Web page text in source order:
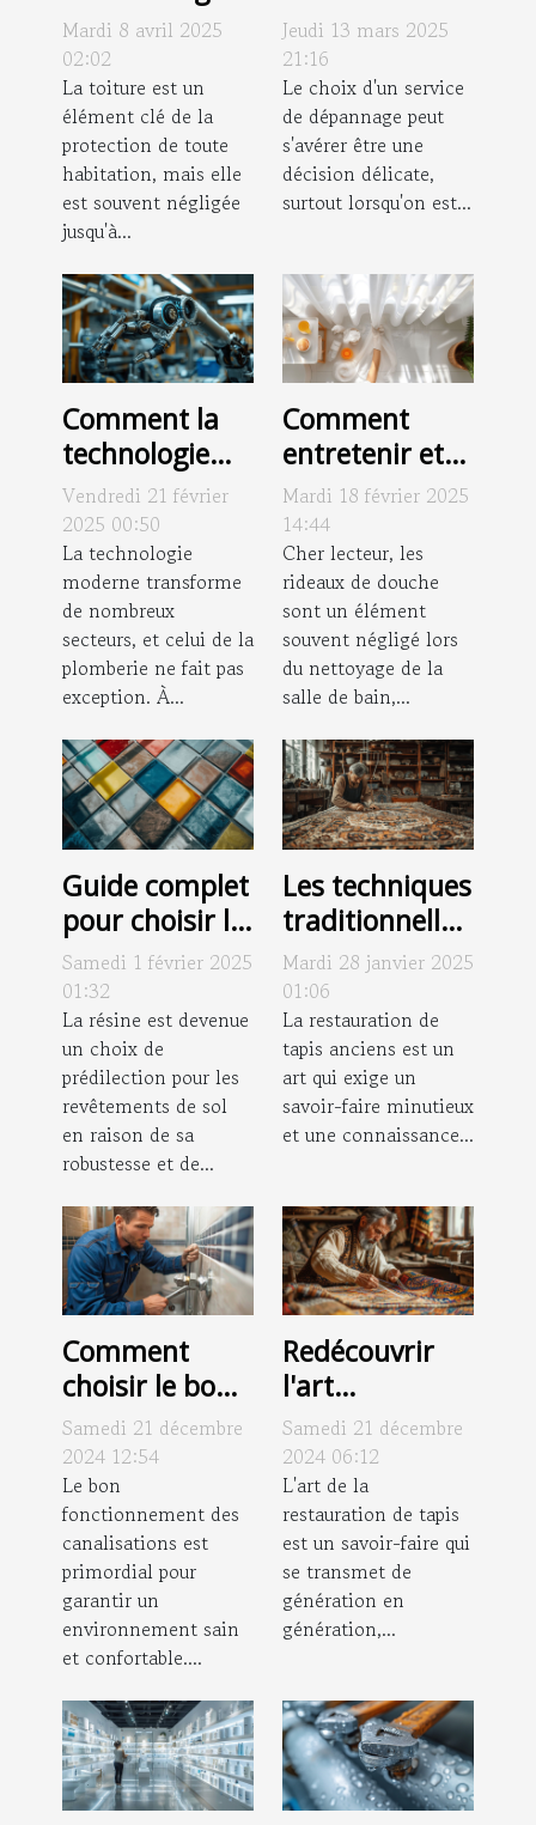
prolonge la
durée de vie
de votre
toiture
Mardi 8 avril 2025
02:02
La toiture est un
élément clé de la
protection de toute
habitation, mais elle
est souvent négligée
jusqu'à...
pratiques pour
le choix d'un
service de
dépannage
efficace
Jeudi 13 mars 2025
21:16
Le choix d'un service
de dépannage peut
s'avérer être une
décision délicate,
surtout lorsqu'on est...
Comment la
technologie
moderne
améliore les
services de
plomberie
Vendredi 21 février
2025 00:50
La technologie
moderne transforme
de nombreux
secteurs, et celui de la
plomberie ne fait pas
exception. À...
Comment
entretenir et
nettoyer
efficacement
vos rideaux de
douche
Mardi 18 février 2025
14:44
Cher lecteur, les
rideaux de douche
sont un élément
souvent négligé lors
du nettoyage de la
salle de bain,...
Guide complet
pour choisir le
type de résine
pour votre sol
Samedi 1 février 2025
01:32
La résine est devenue
un choix de
prédilection pour les
revêtements de sol
en raison de sa
robustesse et de...
Les techniques
traditionnelles
dans la
restauration
de tapis
anciens
Mardi 28 janvier 2025
01:06
La restauration de
tapis anciens est un
art qui exige un
savoir-faire minutieux
et une connaissance...
Comment
choisir le bon
service pour le
débouchage et
le curage de
vos
canalisations
Samedi 21 décembre
2024 12:54
Le bon
fonctionnement des
canalisations est
primordial pour
garantir un
environnement sain
et confortable....
Redécouvrir
l'art
traditionnel de
la restauration
de tapis
Samedi 21 décembre
2024 06:12
L'art de la
restauration de tapis
est un savoir-faire qui
se transmet de
génération en
génération,...